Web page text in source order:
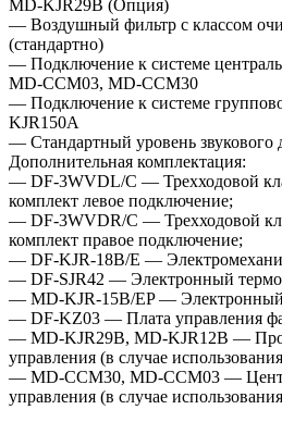
MD-KJR29B (Опция)
— Воздушный фильтр с классом
(стандартно)
— Подключение к системе
MD-CCM03, MD-CCM30
— Подключение к системе
KJR150A
— Стандартный уровень
Дополнительная комплектация:
— DF-3WVDL/C — Трехходовой
комплект левое подключение;
— DF-3WVDR/C — Трехходовой
комплект правое подключение;
— DF-KJR-18B/E —
— DF-SJR42 — Электронный
— MD-KJR-15B/EP — Электронный
— DF-KZ03 — Плата управления
— MD-KJR29B, MD-KJR12B —
управления (в случае
— MD-CCM30, MD-CCM03 —
управления (в случае